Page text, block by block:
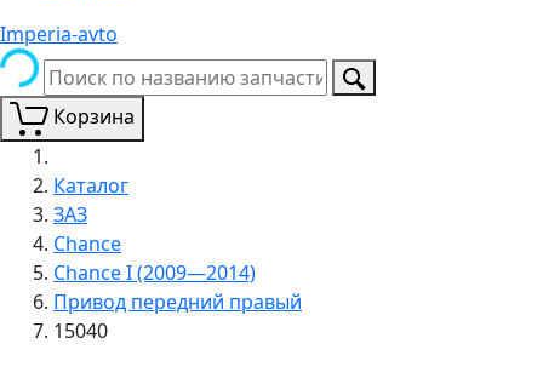
Imperia-avto
Корзина
Каталог
ЗАЗ
Chance
Chance I (2009—2014)
Привод передний правый
15040